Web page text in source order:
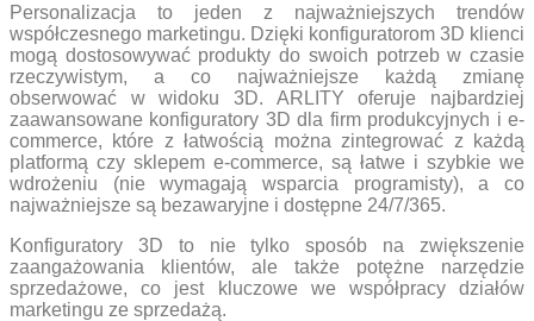
Personalizacja to jeden z najważniejszych trendów
współczesnego marketingu. Dzięki konfiguratorom 3D klienci
mogą dostosowywać produkty do swoich potrzeb w czasie
rzeczywistym, a co najważniejsze każdą zmianę
obserwować w widoku 3D. ARLITY oferuje najbardziej
zaawansowane konfiguratory 3D dla firm produkcyjnych i e-
commerce, które z łatwością można zintegrować z każdą
platformą czy sklepem e-commerce, są łatwe i szybkie we
wdrożeniu (nie wymagają wsparcia programisty), a co
najważniejsze są bezawaryjne i dostępne 24/7/365.
Konfiguratory 3D to nie tylko sposób na zwiększenie
zaangażowania klientów, ale także potężne narzędzie
sprzedażowe, co jest kluczowe we współpracy działów
marketingu ze sprzedażą.